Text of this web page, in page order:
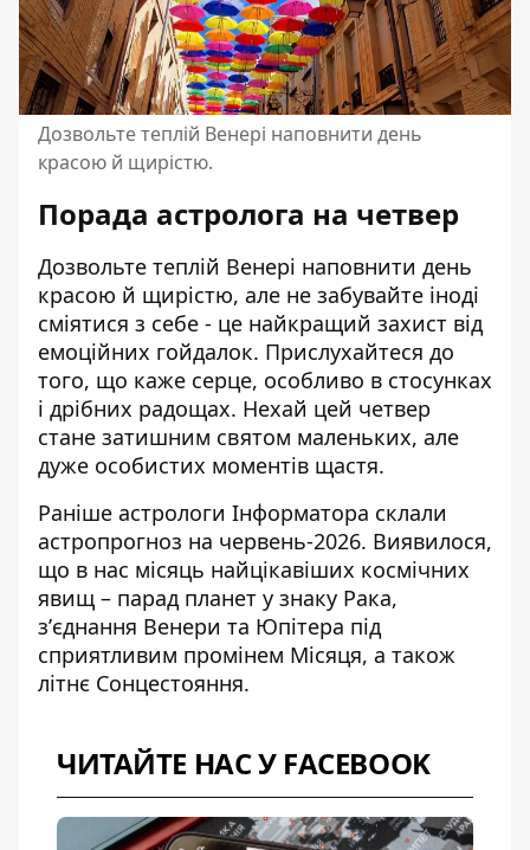
Дозвольте теплій Венері наповнити день
красою й щирістю.
Порада астролога на четвер
Дозвольте теплій Венері наповнити день
красою й щирістю, але не забувайте іноді
сміятися з себе - це найкращий захист від
емоційних гойдалок. Прислухайтеся до
того, що каже серце, особливо в стосунках
і дрібних радощах. Нехай цей четвер
стане затишним святом маленьких, але
дуже особистих моментів щастя.
Раніше астрологи Інформатора склали
астропрогноз на червень-2026. Виявилося,
що в нас місяць найцікавіших космічних
явищ – парад планет у знаку Рака,
зʼєднання Венери та Юпітера під
сприятливим промінем Місяця, а також
літнє Сонцестояння.
ЧИТАЙТЕ НАС У FACEBOOK